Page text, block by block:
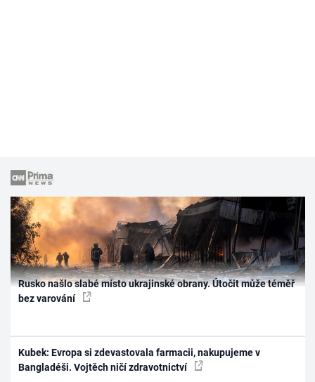
Rusko našlo slabé místo ukrajinské obrany. Útočit může téměř
bez varování
Kubek: Evropa si zdevastovala farmacii, nakupujeme v
Bangladéši. Vojtěch ničí zdravotnictví